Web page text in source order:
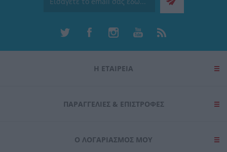
Η ΕΤΑΙΡΕΙΑ
ΠΑΡΑΓΓΕΛΊΕΣ & ΕΠΙΣΤΡΟΦΈΣ
Ο ΛΟΓΑΡΙΑΣΜΌΣ ΜΟΥ